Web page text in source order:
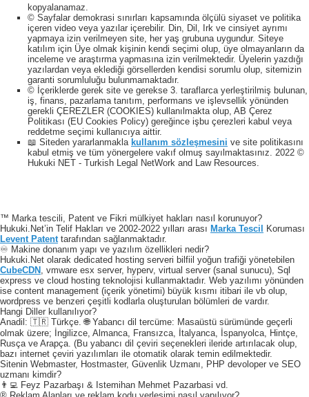
kopyalanamaz.
© Sayfalar demokrasi sınırları kapsamında ölçülü siyaset ve politika
içeren video veya yazılar içerebilir. Din, Dil, Irk ve cinsiyet ayrımı
yapmaya izin verilmeyen site, her yaş grubuna uygundur. Siteye
katılım için Üye olmak kişinin kendi seçimi olup, üye olmayanların da
inceleme ve araştırma yapmasına izin verilmektedir. Üyelerin yazdığı
yazılardan veya eklediği görsellerden kendisi sorumlu olup, sitemizin
garanti sorumluluğu bulunmamaktadır.
© İçeriklerde gerek site ve gerekse 3. taraflarca yerleştirilmiş bulunan,
iş, finans, pazarlama tanıtım, performans ve işlevsellik yönünden
gerekli ÇEREZLER (COOKIES) kullanılmakta olup, AB Çerez
Politikası (EU Cookies Policy) gereğince işbu çerezleri kabul veya
reddetme seçimi kullanıcıya aittir.
📖 Siteden yararlanmakla kullanım sözleşmesini ve site politikasını
kabul etmiş ve tüm yönergelere vakıf olmuş sayılmaktasınız. 2022 ©
Hukuki NET - Turkish Legal NetWork and Law Resources.
™ Marka tescili, Patent ve Fikri mülkiyet hakları nasıl korunuyor?
Hukuki.Net’in Telif Hakları ve 2002-2022 yılları arası Marka Tescil
Koruması
Levent Patenttarafından sağlanmaktadır.
♾️ Makine donanım yapı ve yazılım özellikleri nedir?
Hukuki.Net olarak dedicated hosting serveri bilfiil yoğun trafiği yönetebilen
CubeCDN , vmware esx server, hyperv, virtual server (sanal sunucu), Sql
express ve cloud hosting teknolojisi kullanmaktadır. Web yazılımı yönünden
ise content management (içerik yönetimi) büyük kısmı itibari ile vb olup,
wordpress ve benzeri çeşitli kodlarla oluşturulan bölümleri de vardır.
Hangi Diller kullanılıyor?
Anadil: 🇹🇷 Türkçe. 🌐 Yabancı dil tercüme: Masaüstü sürümünde geçerli
olmak üzere; İngilizce, Almanca, Fransızca, İtalyanca, İspanyolca, Hintçe,
Rusça ve Arapça. (Bu yabancı dil çeviri seçenekleri ileride artırılacak olup,
bazı internet çeviri yazılımları ile otomatik olarak temin edilmektedir.
Sitenin Webmaster, Hostmaster, Güvenlik Uzmanı, PHP devoloper ve SEO
uzmanı kimdir?
👨‍💻 Feyz Pazarbaşı & Istemihan Mehmet Pazarbasi vd.